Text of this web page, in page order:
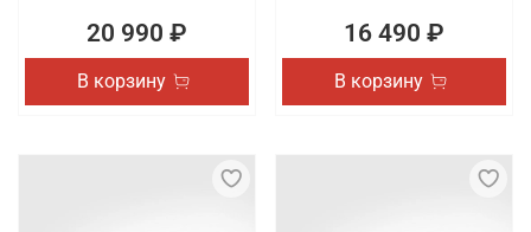
20 990 ₽
В корзину
16 490 ₽
В корзину